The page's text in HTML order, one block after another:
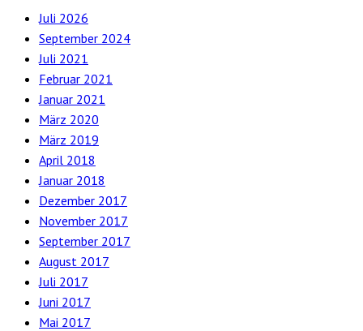
Juli 2026
September 2024
Juli 2021
Februar 2021
Januar 2021
März 2020
März 2019
April 2018
Januar 2018
Dezember 2017
November 2017
September 2017
August 2017
Juli 2017
Juni 2017
Mai 2017